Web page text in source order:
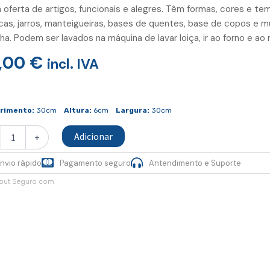
oferta de artigos, funcionais e alegres. Têm formas, cores e
jarros, manteigueiras, bases de quentes, base de copos e
Podem ser lavados na máquina de lavar loiça, ir ao forno e
€ incl. IVA
30cmAltura: 6cm Largura: 30cm
+ Adicionar
rápido Pagamento seguro Antendimento e Suporte
Seguro com